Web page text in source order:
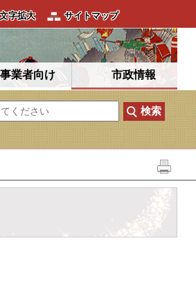
文字拡大 サイトマップ
事業者向け 市政情報